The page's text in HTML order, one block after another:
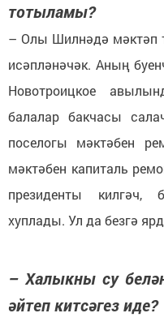
тотыламы?
– Олы Шилнәдә мәктәп
исәпләнәчәк. Аның
Новотроицкое
балалар бакчасы
поселогы мәктәбен
мәктәбен капиталь
президенты килгәч,
хуплады. Ул да безгә
– Халыкны су
әйтеп китсәгез иде?